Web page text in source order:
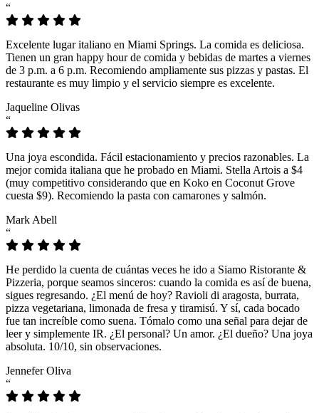
“
Excelente lugar italiano en Miami Springs. La comida es deliciosa.
Tienen un gran happy hour de comida y bebidas de martes a viernes
de 3 p.m. a 6 p.m. Recomiendo ampliamente sus pizzas y pastas. El
restaurante es muy limpio y el servicio siempre es excelente.
Jaqueline Olivas
“
Una joya escondida. Fácil estacionamiento y precios razonables. La
mejor comida italiana que he probado en Miami. Stella Artois a $4
(muy competitivo considerando que en Koko en Coconut Grove
cuesta $9). Recomiendo la pasta con camarones y salmón.
Mark Abell
“
He perdido la cuenta de cuántas veces he ido a Siamo Ristorante &
Pizzeria, porque seamos sinceros: cuando la comida es así de buena,
sigues regresando. ¿El menú de hoy? Ravioli di aragosta, burrata,
pizza vegetariana, limonada de fresa y tiramisú. Y sí, cada bocado
fue tan increíble como suena. Tómalo como una señal para dejar de
leer y simplemente IR. ¿El personal? Un amor. ¿El dueño? Una joya
absoluta. 10/10, sin observaciones.
Jennefer Oliva
“